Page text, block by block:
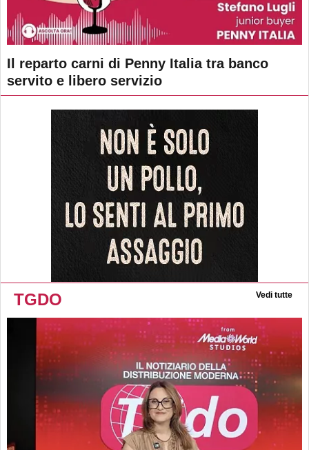
Il reparto carni di Penny Italia tra banco
servito e libero servizio
TGDO Vedi tutte